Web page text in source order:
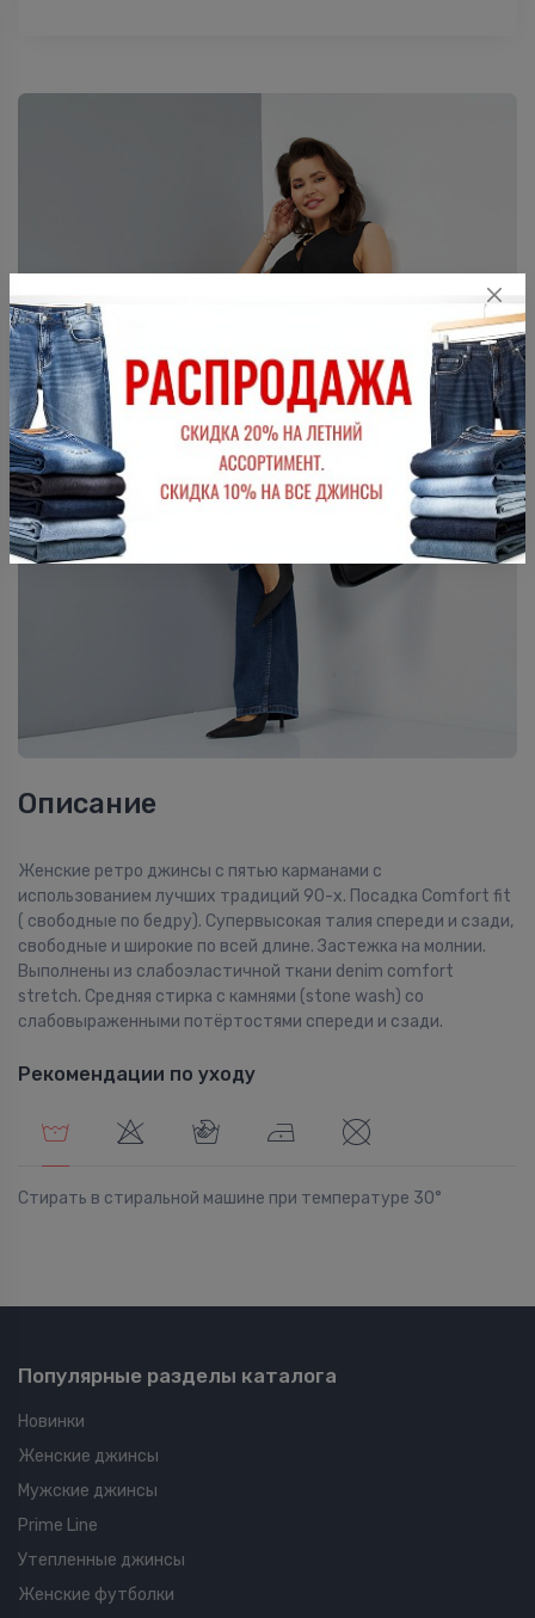
Описание
Женские ретро джинсы с пятью карманами с
использованием лучших традиций 90-х. Посадка Сomfort fit
( свободные по бедру). Супервысокая талия спереди и сзади,
свободные и широкие по всей длине. Застежка на молнии.
Выполнены из слабоэластичной ткани denim comfort
stretch. Средняя стирка с камнями (stone wash) со
слабовыраженными потёртостями спереди и сзади.
Рекомендации по уходу
Стирать в стиральной машине при температуре 30°
Популярные разделы каталога
Новинки
Женские джинсы
Мужские джинсы
Prime Line
Утепленные джинсы
Женские футболки